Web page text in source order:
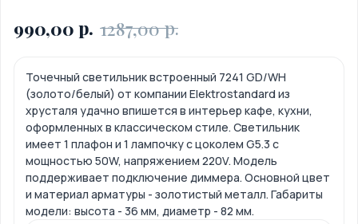
990,00 р. 1287,00 р.
Точечный светильник встроенный 7241 GD/WH
(золото/белый) от компании Elektrostandard из
хрусталя удачно впишется в интерьер кафе, кухни,
оформленных в классическом стиле. Светильник
имеет 1 плафон и 1 лампочку с цоколем G5.3 с
мощностью 50W, напряжением 220V. Модель
поддерживает подключение диммера. Основной цвет
и материал арматуры - золотистый металл. Габариты
модели: высота - 36 мм, диаметр - 82 мм.